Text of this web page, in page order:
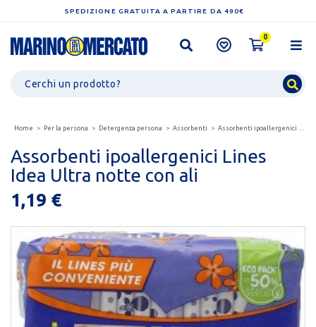
SPEDIZIONE GRATUITA A PARTIRE DA 490€
0
Home Per la persona Detergenza persona Assorbenti Assorbenti ipoallergenici lines idea ultra notte con...
Assorbenti ipoallergenici Lines
Idea Ultra notte con ali
1,19 €